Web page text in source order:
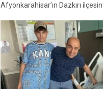
Afyonkarahisar’ın Dazkırı
durdurdukları bir otomobilin
ehliyet ve ruhsat sorup
Sürücü Abdurrahman Ö.nün
eksik olduğunu...